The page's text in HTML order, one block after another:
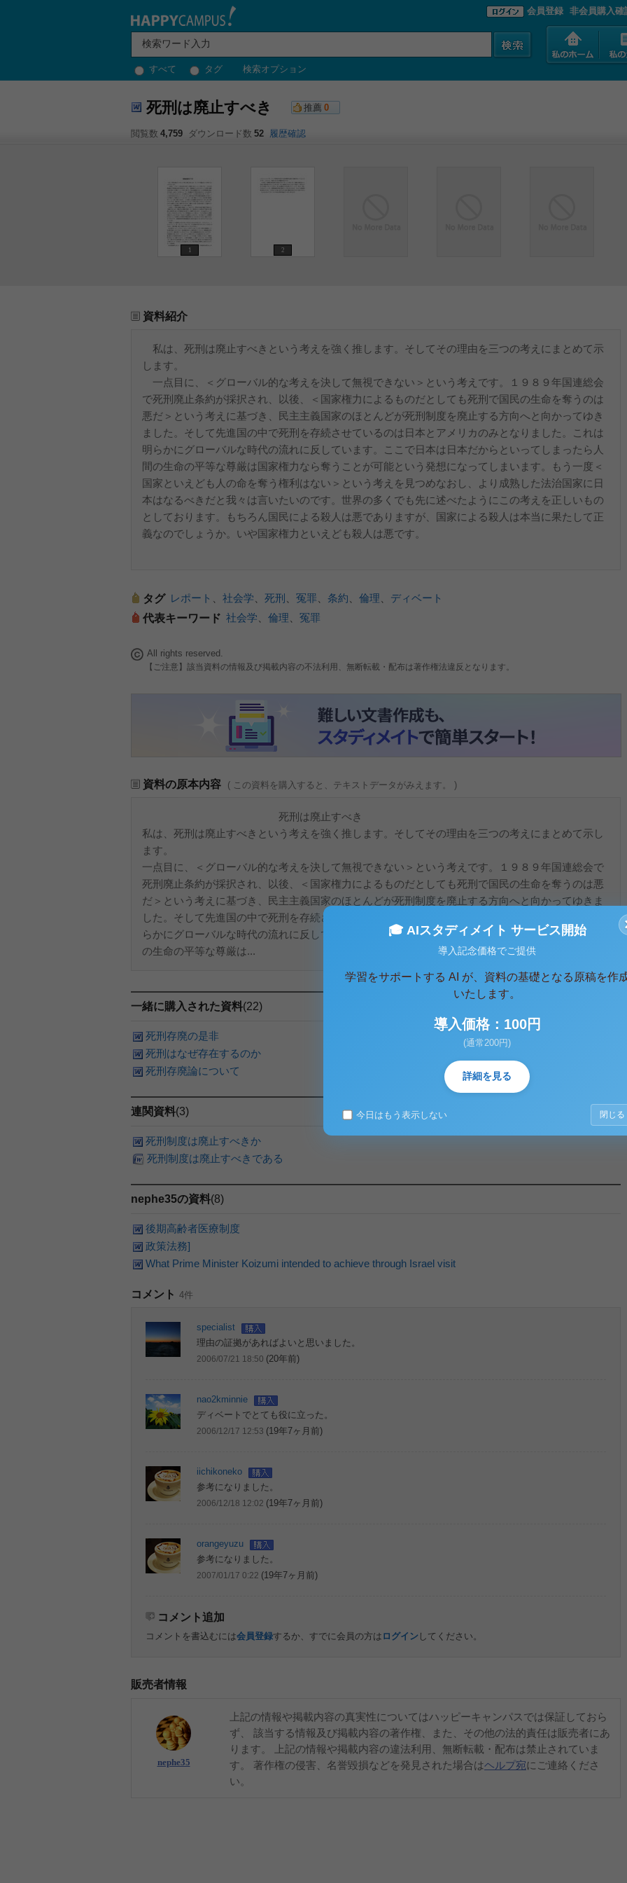
すべて タグ 検索オプション
会員登録 非会員購入確
死刑は廃止すべき 推薦 0
閲覧数 4,759 ダウンロード数 52 履歴確認
1 2
資料紹介
私は、死刑は廃止すべきという考えを強く推します。そしてその理由を三つの考えにまとめて示
します。
一点目に、＜グローバル的な考えを決して無視できない＞という考えです。１９８９年国連総会
で死刑廃止条約が採択され、以後、＜国家権力によるものだとしても死刑で国民の生命を奪うのは
悪だ＞という考えに基づき、民主主義国家のほとんどが死刑制度を廃止する方向へと向かってゆき
ました。そして先進国の中で死刑を存続させているのは日本とアメリカのみとなりました。これは
明らかにグローバルな時代の流れに反しています。ここで日本は日本だからといってしまったら人
間の生命の平等な尊厳は国家権力なら奪うことが可能という発想になってしまいます。もう一度＜
国家といえども人の命を奪う権利はない＞という考えを見つめなおし、より成熟した法治国家に日
本はなるべきだと我々は言いたいのです。世界の多くでも先に述べたようにこの考えを正しいもの
としております。もちろん国民による殺人は悪でありますが、国家による殺人は本当に果たして正
義なのでしょうか。いや国家権力といえども殺人は悪です。
タグ レポート 社会学 死刑 冤罪 条約 倫理
ディベート
代表キーワード 社会学 倫理 冤罪
All rights reserved.
【ご注意】該当資料の情報及び掲載内容の不法利用、無断転載・配布は著作権法違反となります。
資料の原本内容 ( この資料を購入すると、テキストデータがみえます。 )
死刑は廃止すべき
私は、死刑は廃止すべきという考えを強く推します。そしてその理由を三つの考えにまとめて示し
ます。
一点目に、＜グローバル的な考えを決して無視できない＞という考えです。１９８９年国連総会で
死刑廃止条約が採択され、以後、＜国家権力によるものだとしても死刑で国民の生命を奪うのは悪
だ＞という考えに基づき、民主主義国家のほとんどが死刑制度を廃止する方向へと向かってゆきま
した。そして先進国の中で死刑を存続させているのは日本とアメリカのみとなりました。これは明
らかにグローバルな時代の流れに反しています。ここで日本は日本だからといってしまったら人間
の生命の平等な尊厳は...
一緒に購入された資料(22)
死刑存廃の是非
死刑はなぜ存在するのか
死刑存廃論について
連関資料(3)
死刑制度は廃止すべきか
死刑制度は廃止すべきである
nephe35の資料(8)
後期高齢者医療制度
政策法務]
What Prime Minister Koizumi intended to achieve through Israel visit
コメント 4件
specialist
理由の証拠があればよいと思いました。
2006/07/21 18:50 (20年前)
nao2kminnie
ディベートでとても役に立った。
2006/12/17 12:53 (19年7ヶ月前)
iichikoneko
参考になりました。
2006/12/18 12:02 (19年7ヶ月前)
orangeyuzu
参考になりました。
2007/01/17 0:22 (19年7ヶ月前)
コメント追加
コメントを書込むには会員登録するか、すでに会員の方は ログイン してください。
販売者情報
nephe35
上記の情報や掲載内容の真実性についてはハッピーキャンパスでは保証しておら
ず、 該当する情報及び掲載内容の著作権、また、その他の法的責任は販売者にあ
ります。 上記の情報や掲載内容の違法利用、無断転載・配布は禁止されていま
す。 著作権の侵害、名誉毀損などを発見された場合はヘルプ宛にご連絡くださ
い。
🎓 AIスタディメイト サービス開始
導入記念価格でご提供
学習をサポートする AI が、資料の基礎となる原稿を作
いたします。
導入価格：100円
(通常200円)
詳細を見る
今日はもう表示しない 閉じる